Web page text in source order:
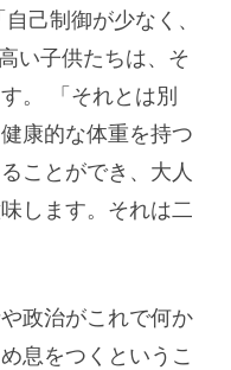
己制御が少なく、
い子供たちは、そ
。 「それとは別
康的な体重を持つ
ことができ、大人
します。それは二
政治がこれで何か
息をつくというこ